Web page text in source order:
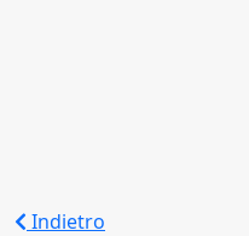
Indietro